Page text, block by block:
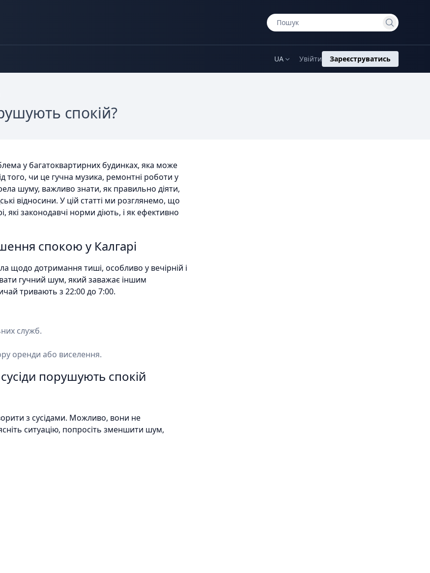
UA Увійти Зареєструватись
спокій?
у багатоквартирних будинках, яка може
того, чи це гучна музика, ремонтні роботи у
шуму, важливо знати, як правильно діяти,
відносини. У цій статті ми розглянемо, що
які законодавчі норми діють, і як ефективно
спокою у Калгарі
щодо дотримання тиші, особливо у вечірній і
гучний шум, який заважає іншим
тривають з 22:00 до 7:00.
служб.
оренди або виселення.
порушують спокій
з сусідами. Можливо, вони не
ситуацію, попросіть зменшити шум,